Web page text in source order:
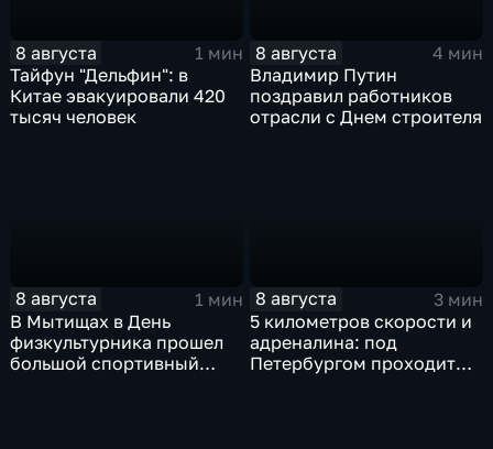
8 августа
1 мин
Тайфун "Дельфин": в
Китае эвакуировали 420
тысяч человек
8 августа
4 мин
Владимир Путин
поздравил работников
отрасли с Днем строителя
8 августа
1 мин
В Мытищах в День
физкультурника прошел
большой спортивный
8 августа
3 мин
5 километров скорости и
адреналина: под
Петербургом проходит